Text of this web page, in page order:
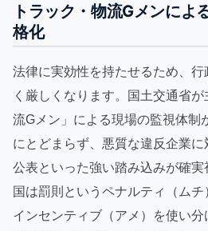
トラック・物流Gメンによ
格化
法律に実効性を持たせるため、
く厳しくなります。国土交通省
流Gメン」による現場の監視体制
にとどまらず、悪質な違反企業
公表といった強い踏み込みが確実
国は罰則というペナルティ（ム
インセンティブ（アメ）を使い